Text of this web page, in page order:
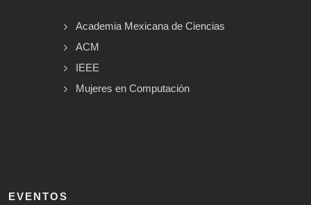
Academia Mexicana de Ciencias
ACM
IEEE
Mujeres en Computación
EVENTOS